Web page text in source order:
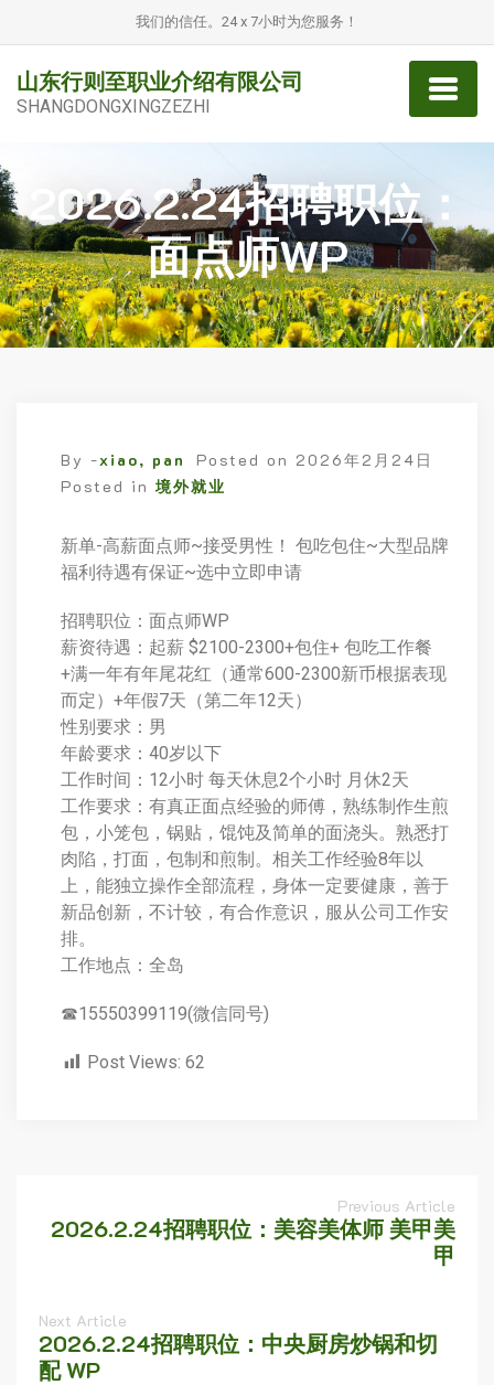
我们的信任。24 x 7小时为您服务！
山东行则至职业介绍有限公司
SHANGDONGXINGZEZHI
2026.2.24招聘职位：
面点师WP
By -xiao, pan Posted on 2026年2月24日
Posted in 境外就业
新单-高薪面点师~接受男性！ 包吃包住~大型品牌
福利待遇有保证~选中立即申请
招聘职位：面点师WP
薪资待遇：起薪 $2100-2300+包住+ 包吃工作餐
+满一年有年尾花红（通常600-2300新币根据表现
而定）+年假7天（第二年12天）
性别要求：男
年龄要求：40岁以下
工作时间：12小时 每天休息2个小时 月休2天
工作要求：有真正面点经验的师傅，熟练制作生煎
包，小笼包，锅贴，馄饨及简单的面浇头。熟悉打
肉陷，打面，包制和煎制。相关工作经验8年以
上，能独立操作全部流程，身体一定要健康，善于
新品创新，不计较，有合作意识，服从公司工作安
排。
工作地点：全岛
☎15550399119(微信同号)
Post Views: 62
Previous Article
2026.2.24招聘职位：美容美体师 美甲美
甲
Next Article
2026.2.24招聘职位：中央厨房炒锅和切
配 WP